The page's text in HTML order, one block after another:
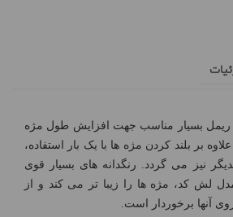
بسیار مناسب جهت افزایش طول مژه
بر بلند کردن مژه ها با یک بار استفاده،
نیز می گردد. رنگدانه های بسیار قوی
لش کد، مژه ها را زیبا تر می کند و از
روی آنها برخوردار است.